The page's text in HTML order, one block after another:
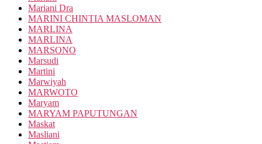
Mariani Dra
MARINI CHINTIA MASLOMAN
MARLINA
MARLINA
MARSONO
Marsudi
Martini
Marwiyah
MARWOTO
Maryam
MARYAM PAPUTUNGAN
Maskat
Masliani